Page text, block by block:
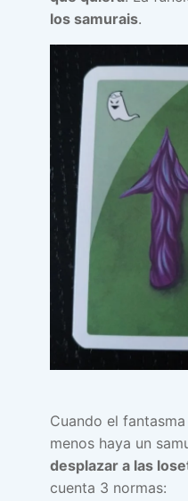
los samurais.
Cuando el
menos haya un
desplazar a las
cuenta 3 normas: